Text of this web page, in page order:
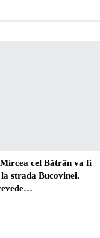
cel Bătrân va fi
strada Bucovinei.